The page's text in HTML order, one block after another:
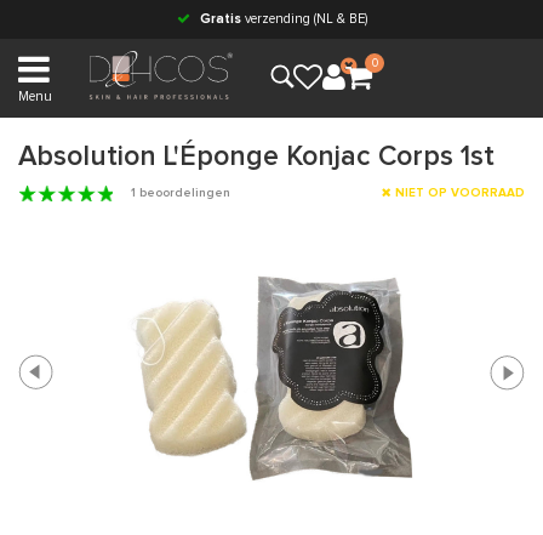
Gratisverzending (NL & BE)
Menu
0
Absolution L'Éponge Konjac Corps 1st
1 beoordelingen NIET OP VOORRAAD